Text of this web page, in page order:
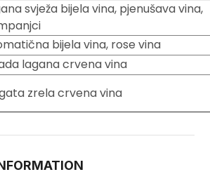
svježa bijela vina, pjenušava vina,
bijela vina, rose vina
lagana crvena vina
zrela crvena vina